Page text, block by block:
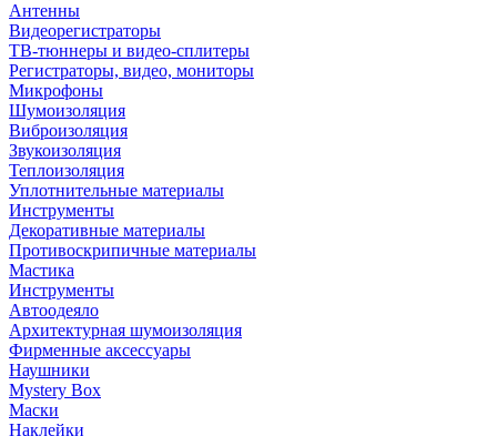
Антенны
Видеорегистраторы
ТВ-тюннеры и видео-сплитеры
Регистраторы, видео, мониторы
Микрофоны
Шумоизоляция
Виброизоляция
Звукоизоляция
Теплоизоляция
Уплотнительные материалы
Инструменты
Декоративные материалы
Противоскрипичные материалы
Мастика
Инструменты
Автоодеяло
Архитектурная шумоизоляция
Фирменные аксессуары
Наушники
Mystery Box
Маски
Наклейки